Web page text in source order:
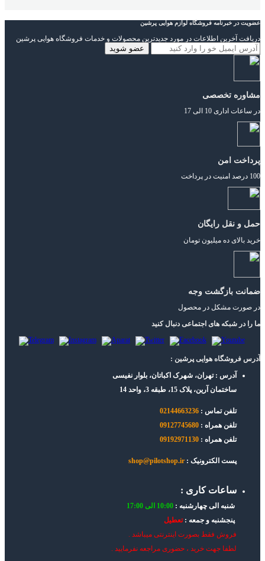
عضویت در خبرنامه فروشگاه لوازم هوایی پرشین
دریافت آخرین اطلاعات در مورد جدیدترین محصولات و خدمات فروشگاه هوایی پرشین
مشاوره تخصصی
در ساعات اداری 10 الی 17
پرداخت امن
100 درصد امنیت در پرداخت
حمل و نقل رایگان
خرید بالای ده میلیون تومان
ضمانت بازگشت وجه
در صورت مشکل در محصول
ما را در شبکه های اجتماعی دنبال کنید
آدرس فروشگاه هوایی پرشین :
آدرس : تهران، شهرک اکباتان، بلوار نفیسی
ساختمان آرین، پلاک 15، طبقه 3، واحد 14
تلفن تماس : 02144663236
تلفن همراه : 09127745680
تلفن همراه : 09192971130
پست الکترونیک : shop@pilotshop.ir
ساعات کاری :
شنبه الی چهارشنبه : 10:00 الی 17:00
پنجشنبه و جمعه :تعطیل
فروش فقط بصورت اینترنتی میباشد .
لطفا جهت خرید ، حضوری مراجعه نفرمایید .